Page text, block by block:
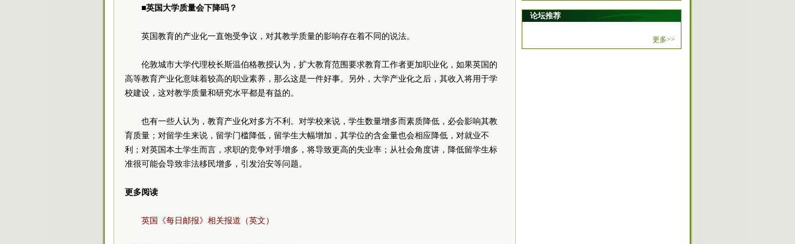
■英国大学质量会下降吗？
英国教育的产业化一直饱受争议，对其教学质量的影响存在着不同的说法。
伦敦城市大学代理校长斯温伯格教授认为，扩大教育范围要求教育工作者更加职业化，如果英国的
高等教育产业化意味着较高的职业素养，那么这是一件好事。另外，大学产业化之后，其收入将用于学
校建设，这对教学质量和研究水平都是有益的。
也有一些人认为，教育产业化对多方不利。对学校来说，学生数量增多而素质降低，必会影响其教
育质量；对留学生来说，留学门槛降低，留学生大幅增加，其学位的含金量也会相应降低，对就业不
利；对英国本土学生而言，求职的竞争对手增多，将导致更高的失业率；从社会角度讲，降低留学生标
准很可能会导致非法移民增多，引发治安等问题。
更多阅读
英国《每日邮报》相关报道（英文）
论坛推荐
更多>>